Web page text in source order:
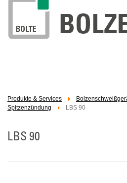
Produkte & Services
Spitzenzündung
LBS 90
LBS 90